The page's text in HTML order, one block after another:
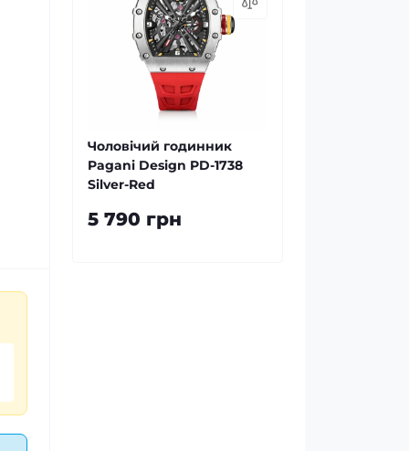
Чоловічий годинник
Pagani Design PD-1738
Silver-Red
5 790 грн